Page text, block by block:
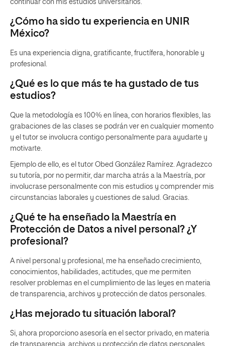
continuar con mis estudios universitarios.
¿Cómo ha sido tu experiencia en UNIR
México?
Es una experiencia digna, gratificante, fructífera, honorable y
profesional.
¿Qué es lo que más te ha gustado de tus
estudios?
Que la metodología es 100% en línea, con horarios flexibles, las
grabaciones de las clases se podrán ver en cualquier momento
y el tutor se involucra contigo personalmente para ayudarte y
motivarte.
Ejemplo de ello, es el tutor Obed González Ramírez. Agradezco
su tutoría, por no permitir, dar marcha atrás a la Maestría, por
involucrase personalmente con mis estudios y comprender mis
circunstancias laborales y cuestiones de salud. Gracias.
¿Qué te ha enseñado la Maestría en
Protección de Datos a nivel personal? ¿Y
profesional?
A nivel personal y profesional, me ha enseñado crecimiento,
conocimientos, habilidades, actitudes, que me permiten
resolver problemas en el cumplimiento de las leyes en materia
de transparencia, archivos y protección de datos personales.
¿Has mejorado tu situación laboral?
Si, ahora proporciono asesoría en el sector privado, en materia
de transparencia, archivos y protección de datos personales.